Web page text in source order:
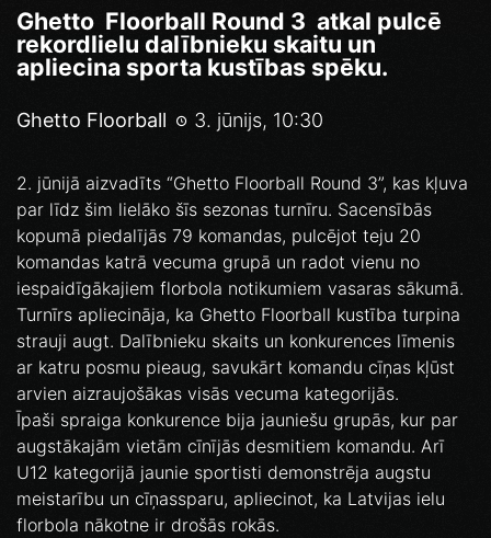
Ghetto Floorball Round 3 atkal pulcē
rekordlielu dalībnieku skaitu un
apliecina sporta kustības spēku.
Ghetto Floorball 3. jūnijs, 10:30
2. jūnijā aizvadīts “Ghetto Floorball Round 3”, kas kļuva
par līdz šim lielāko šīs sezonas turnīru. Sacensībās
kopumā piedalījās 79 komandas, pulcējot teju 20
komandas katrā vecuma grupā un radot vienu no
iespaidīgākajiem florbola notikumiem vasaras sākumā.
Turnīrs apliecināja, ka Ghetto Floorball kustība turpina
strauji augt. Dalībnieku skaits un konkurences līmenis
ar katru posmu pieaug, savukārt komandu cīņas kļūst
arvien aizraujošākas visās vecuma kategorijās.
Īpaši spraiga konkurence bija jauniešu grupās, kur par
augstākajām vietām cīnījās desmitiem komandu. Arī
U12 kategorijā jaunie sportisti demonstrēja augstu
meistarību un cīņassparu, apliecinot, ka Latvijas ielu
florbola nākotne ir drošās rokās.